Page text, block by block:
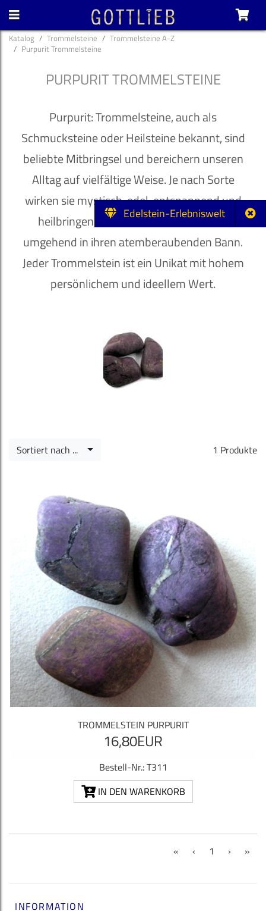
Edelstein-Erlebniswelt
Katalog Trommelsteine
Trommelsteine A-Z
Purpurit Trommelsteine
PURPURIT TROMMELSTEINE
Purpurit: Trommelsteine, auch als
Schmucksteine oder Heilsteine bekannt, sind
beliebte Mitbringsel und bereichern unseren
Alltag auf vielfältige Weise. Je nach Sorte
wirken sie mystisch, edel, entspannend und
heilbringend und ziehen ihren Besitzer
umgehend in ihren atemberaubenden Bann.
Jeder Trommelstein ist ein Unikat mit hohem
persönlichem und ideellem Wert.
1 Produkte
Sortiert nach ...
TROMMELSTEIN PURPURIT
16,80EUR
Bestell-Nr.: T311
IN DEN WARENKORB
« ‹ 1 (current)
› »
INFORMATION